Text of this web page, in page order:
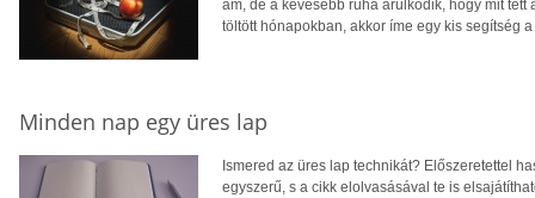
ám, de a kevesebb ruha árulkodik, hogy mit
töltött hónapokban, akkor íme egy kis segítség
Minden nap egy üres lap
Ismered az üres lap technikát? Előszeretettel
egyszerű, s a cikk elolvasásával te is